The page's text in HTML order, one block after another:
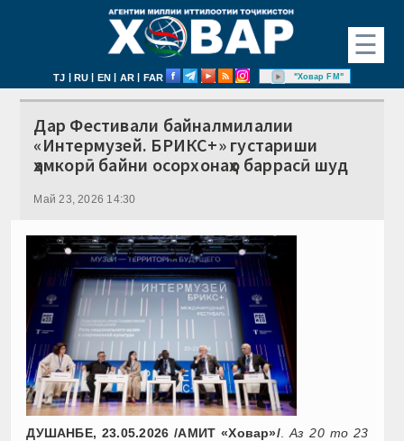
☰
TJ | RU | EN | AR | FAR "Ховар FM"
Дар Фестивали байналмилалии
«Интермузей. БРИКС+» густариши
ҳамкорӣ байни осорхонаҳо баррасӣ шуд
Май 23, 2026 14:30
ДУШАНБЕ, 23.05.2026 /АМИТ «Ховар»/.Аз 20 то 23